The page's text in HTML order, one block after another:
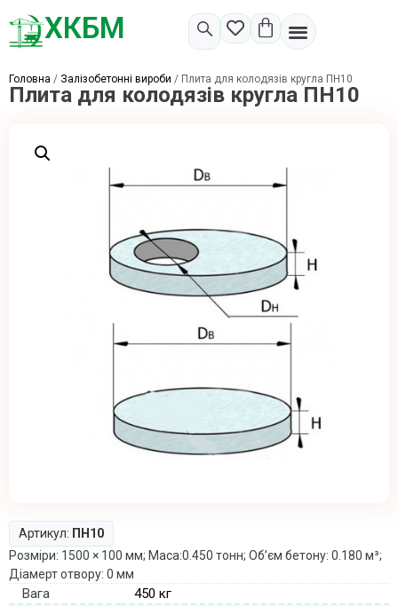
ХКБМ
Головна / Залізобетонні вироби / Плита для колодязів кругла ПН10
Плита для колодязів кругла ПН10
Артикул: ПН10
Розміри: 1500 × 100 мм; Маса:0.450 тонн; Об’єм бетону: 0.180 м³;
Діамерт отвору: 0 мм
Вага
450 кг